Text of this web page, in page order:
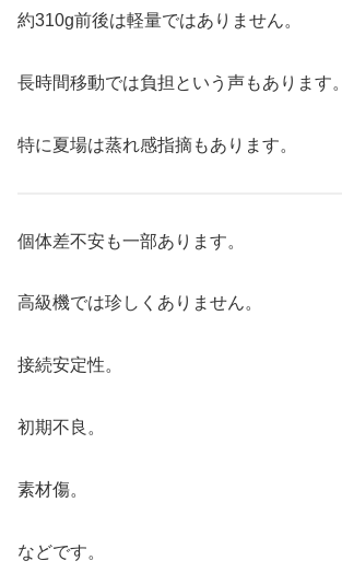
約310g前後は軽量ではありません。
長時間移動では負担という声もあります。
特に夏場は蒸れ感指摘もあります。
個体差不安も一部あります。
高級機では珍しくありません。
接続安定性。
初期不良。
素材傷。
などです。